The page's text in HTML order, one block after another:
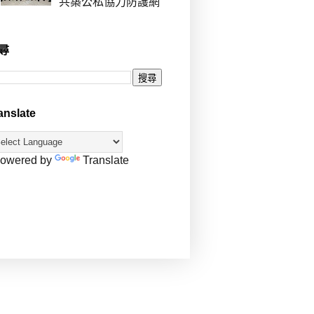
by Translate